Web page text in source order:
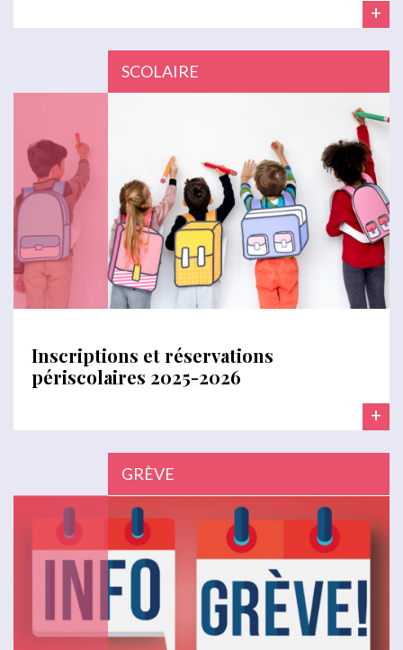
+
SCOLAIRE
Inscriptions et réservations
périscolaires 2025-2026
+
GRÈVE